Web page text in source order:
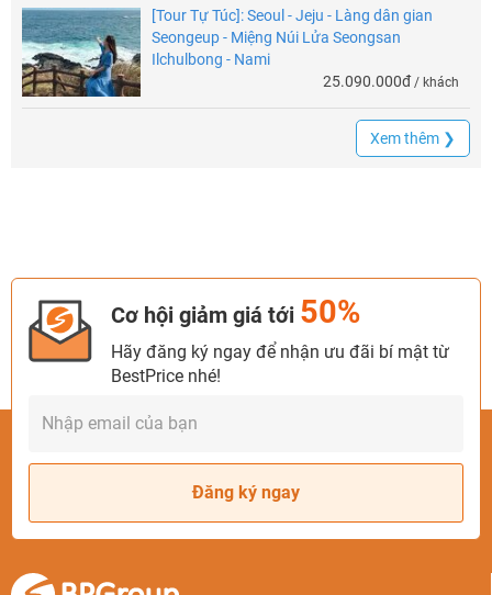
[Tour Tự Túc]: Seoul - Jeju - Làng dân gian
Seongeup - Miệng Núi Lửa Seongsan
Ilchulbong - Nami
25.090.000đ / khách
Xem thêm ❯
Cơ hội giảm giá tới 50%
Hãy đăng ký ngay để nhận ưu đãi bí mật từ
BestPrice nhé!
Đăng ký ngay